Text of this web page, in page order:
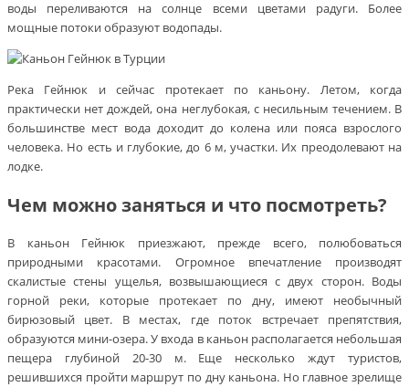
воды переливаются на солнце всеми цветами радуги. Более
мощные потоки образуют водопады.
Река Гейнюк и сейчас протекает по каньону. Летом, когда
практически нет дождей, она неглубокая, с несильным течением. В
большинстве мест вода доходит до колена или пояса взрослого
человека. Но есть и глубокие, до 6 м, участки. Их преодолевают на
лодке.
Чем можно заняться и что посмотреть?
В каньон Гейнюк приезжают, прежде всего, полюбоваться
природными красотами. Огромное впечатление производят
скалистые стены ущелья, возвышающиеся с двух сторон. Воды
горной реки, которые протекает по дну, имеют необычный
бирюзовый цвет. В местах, где поток встречает препятствия,
образуются мини-озера. У входа в каньон располагается небольшая
пещера глубиной 20-30 м. Еще несколько ждут туристов,
решившихся пройти маршрут по дну каньона. Но главное зрелище